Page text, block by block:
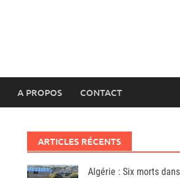
A PROPOS CONTACT
ARTICLES RÉCENTS
Algérie : Six morts